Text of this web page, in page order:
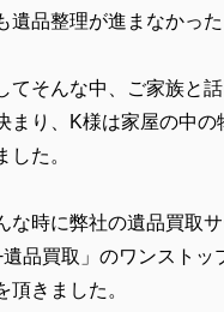
遺品整理が進まなかっ
てそんな中、ご家族と
まり、K様は家屋の中
した。
な時に弊社の遺品買取
遺品買取」のワンストッ
頂きました。